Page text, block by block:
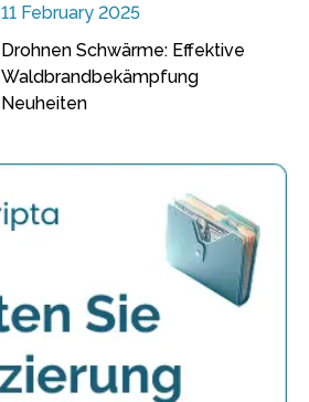
11 February 2025
Drohnen Schwärme: Effektive
Waldbrandbekämpfung
Neuheiten